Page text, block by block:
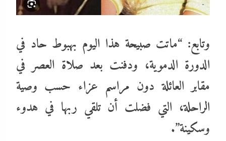
وتابع: “ماتت صبيحة هذا اليوم بهبوط حاد في
الدورة الدموية، ودفنت بعد صلاة العصر في
مقابر العائلة دون مراسم عزاء حسب وصية
الراحلة، التي فضلت أن تلقي ربها في هدوء
وسكينة”.